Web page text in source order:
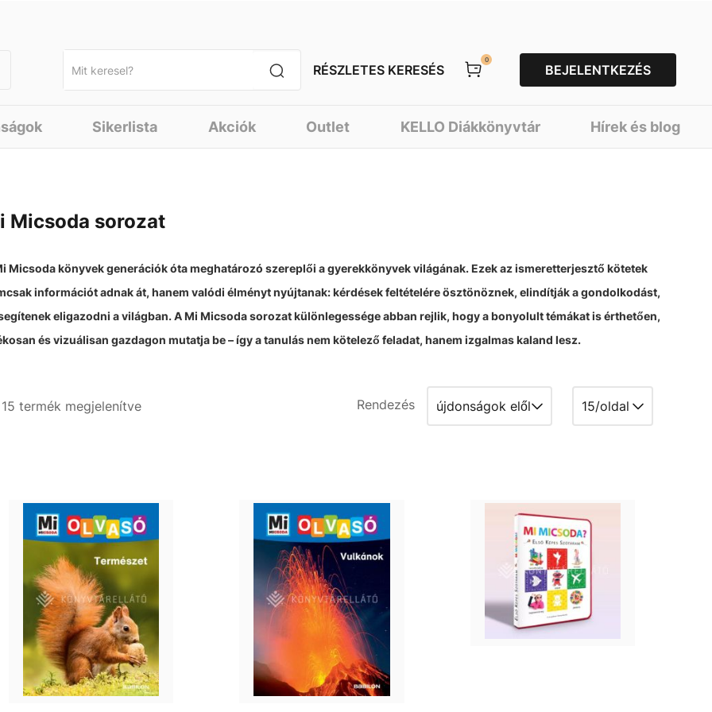
RÉSZLETES KERESÉS
0
BEJELENTKEZÉS
Sikerlista Akciók Outlet KELLO Diákkönyvtár Hírek és blog
Micsoda sorozat
Micsoda könyvek generációk óta meghatározó szereplői agyerekkönyvekvilágának. Ezek az ismeretterjesztő kötetek
információt adnak át, hanem valódi élményt nyújtanak: kérdések feltételére ösztönöznek, elindítják a gondolkodást,
eligazodni a világban. A Mi Micsoda sorozat különlegessége abban rejlik, hogy a bonyolult témákat is érthetően,
és vizuálisan gazdagon mutatja be – így a tanulás nem kötelező feladat, hanem izgalmas kaland lesz.
termék megjelenítve Rendezés